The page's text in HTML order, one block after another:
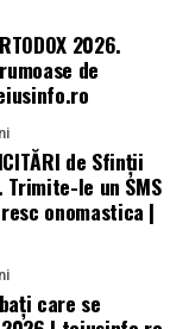
2026.
de
de Sfinții
le un SMS
onomastica |
care se